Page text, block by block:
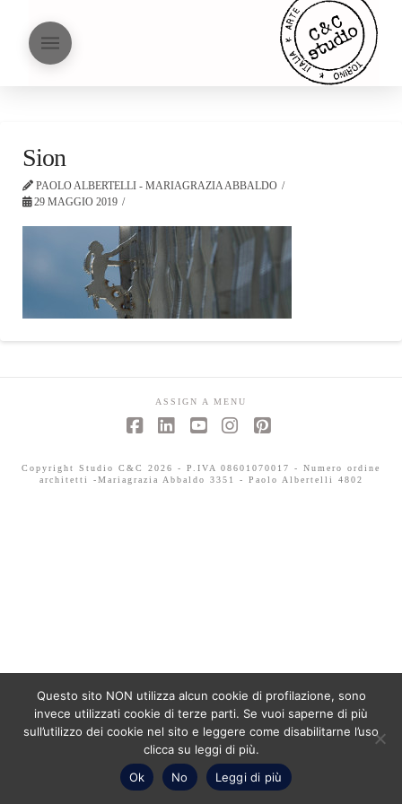
Sion
PAOLO ALBERTELLI - MARIAGRAZIA ABBALDO
29 MAGGIO 2019
ASSIGN A MENU
Copyright Studio C&C 2026 - P.IVA 08601070017 - Numero ordine
architetti -Mariagrazia Abbaldo 3351 - Paolo Albertelli 4802
Questo sito NON utilizza alcun cookie di profilazione, sono
invece utilizzati cookie di terze parti. Se vuoi saperne di più
sull’utilizzo dei cookie nel sito e leggere come disabilitarne l’uso
clicca su leggi di più.
Ok
No Leggi di più